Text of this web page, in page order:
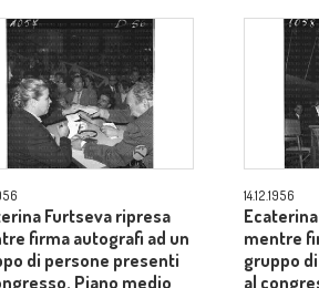
Furtseva ripresa
firma autografi ad un
di persone presenti
Piano medio
14.12.1956
mentre
gruppo
al